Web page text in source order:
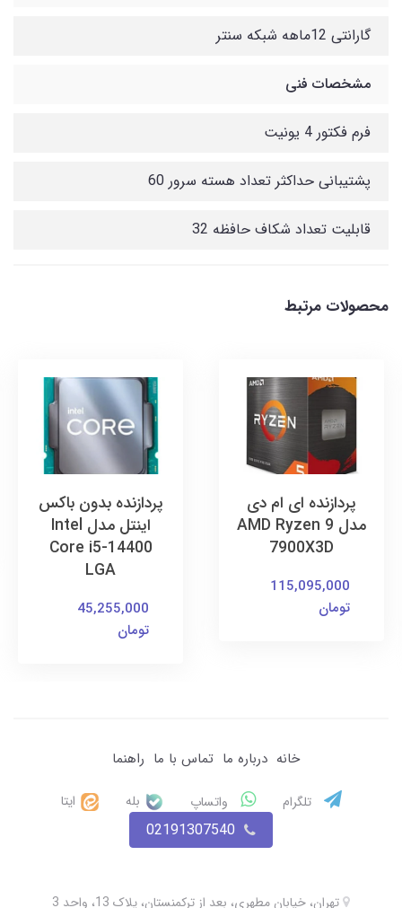
گارانتی 12ماهه شبکه سنتر
مشخصات فنی
فرم فکتور 4 یونیت
پشتیبانی حداکثر تعداد هسته سرور 60
قابلیت تعداد شکاف حافظه 32
محصولات مرتبط
پردازنده ای ام دی
مدل AMD Ryzen 9
7900X3D
115,095,000
تومان
پردازنده بدون باکس
اینتل مدل Intel
Core i5-14400
LGA
45,255,000
تومان
خانه درباره ما تماس با ما راهنما
تلگرام واتساپ بله ایتا
02191307540
تهران، خیابان مطهری، بعد از ترکمنستان، پلاک 13، واحد 3